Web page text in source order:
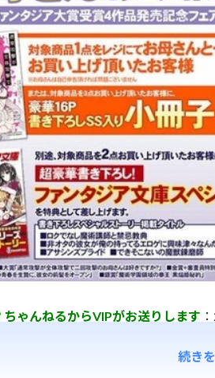
ちゃんねるからVIPがお送りします
続き